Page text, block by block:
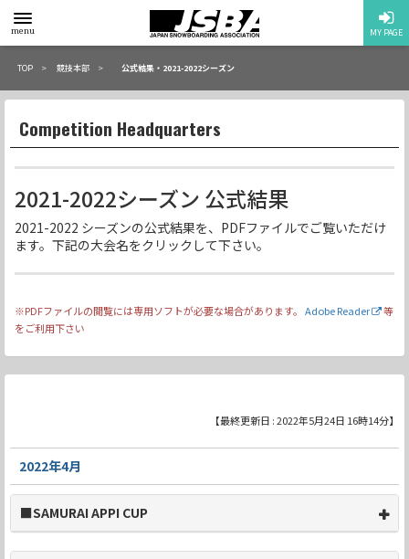
toggle
menu
menu MY PAGE
TOP 競技本部 公式結果・2021-2022シーズン
Competition Headquarters
2021-2022シーズン 公式結果
2021-2022 シーズンの公式結果を、PDFファイルでご覧いただけ
ます。下記の大会名をクリックして下さい。
※PDFファイルの閲覧には専用ソフトが必要な場合があります。 Adobe Reader
等
をご利用下さい
【最終更新日 : 2022年5月24日 16時14分】
2022年4月
■SAMURAI APPI CUP